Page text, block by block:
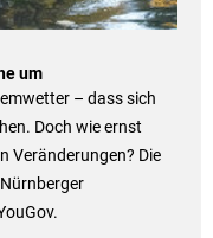
um
– dass sich
Doch wie ernst
Veränderungen? Die